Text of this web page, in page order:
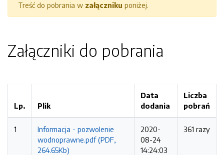
Treść do pobrania w załączniku poniżej.
Załączniki do pobrania
Lp. Plik
Data
dodania
Liczba
pobrań
1
Informacja - pozwolenie
wodnoprawne.pdf (PDF,
264.65Kb)
2020-
08-24
14:24:03
361 razy